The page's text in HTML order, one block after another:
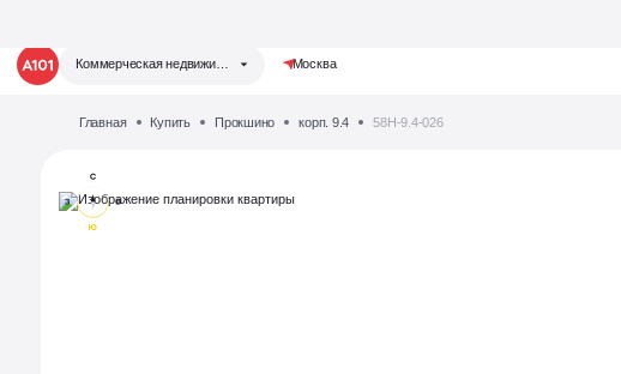
Коммерческая недвижимость Москва
Жилая недвижимость
Главная Купить Прокшино корп. 9.4 58Н-9.4-026